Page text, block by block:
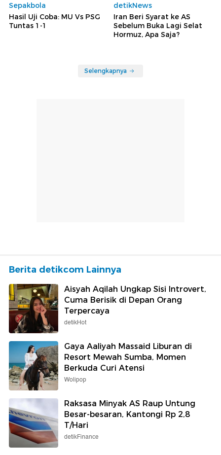
Sepakbola
Hasil Uji Coba: MU Vs PSG
Tuntas 1-1
detikNews
Iran Beri Syarat ke AS
Sebelum Buka Lagi Selat
Hormuz, Apa Saja?
Selengkapnya
Berita detikcom Lainnya
Aisyah Aqilah Ungkap Sisi Introvert,
Cuma Berisik di Depan Orang
Terpercaya
detikHot
Gaya Aaliyah Massaid Liburan di
Resort Mewah Sumba, Momen
Berkuda Curi Atensi
Wolipop
Raksasa Minyak AS Raup Untung
Besar-besaran, Kantongi Rp 2,8
T/Hari
detikFinance